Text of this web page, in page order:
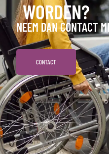
WORDEN?
NEEM DAN CONTACT
CONTACT